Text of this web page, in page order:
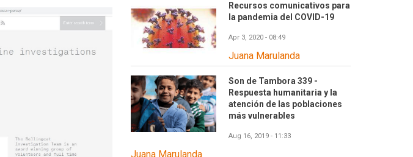
Recursos comunicativos para
la pandemia del COVID-19
Apr 3, 2020 - 08:49
Juana Marulanda
Son de Tambora 339 -
Respuesta humanitaria y la
atención de las poblaciones
más vulnerables
Aug 16, 2019 - 11:33
Juana Marulanda